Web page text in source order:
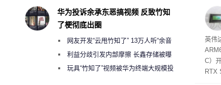
内
以利
并
在线
件是
软件
态
英伟
C）
RTX
华为投诉余承东恶搞视频 反致竹知
了梗彻底出圈
网友开发“云甩竹知了” 13万人听“余音
绕梁”利益分歧引发内部摩擦 长鑫存储被曝
曾将华为驻场工程师驱逐出研发基地
玩具“竹知了”视频被华为终端大规模投